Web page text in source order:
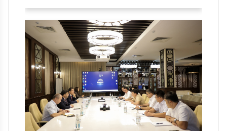
песочница» в сфере рынка
капитала